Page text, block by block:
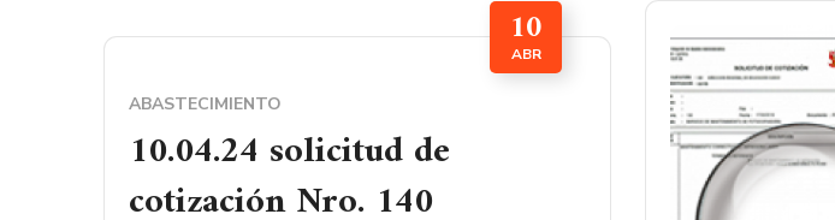
10
ABR
ABASTECIMIENTO
10.04.24 solicitud de
cotización Nro. 140